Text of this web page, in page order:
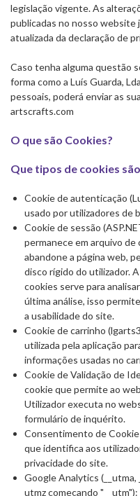
legislação vigente. As
publicadas no nosso website
atualizada da declaração de
Caso tenha alguma questão
forma como a Luís Guarda,
pessoais, poderá enviar as
artscrafts.com
O que são Cookies?
Que tipos de cookies
Cookie de autenticação
usado por utilizadores de
Cookie de sessão
permanece em arquivo
abandone a página web,
disco rígido do utilizador.
cookies serve para
última análise, isso
a usabilidade do site.
Cookie de carrinho
utilizada pela aplicação
informações usadas no
Cookie de Validação de
cookie que permite ao
Utilizador executa no
formulário de inquérito.
Consentimento de
que identifica aos
privacidade do site.
Google Analytics (__utma,
utmz começando